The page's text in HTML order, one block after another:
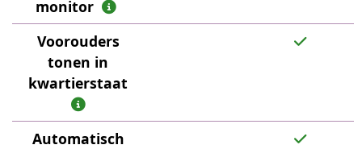
monitor
Voorouders
tonen in
kwartierstaat
Automatisch